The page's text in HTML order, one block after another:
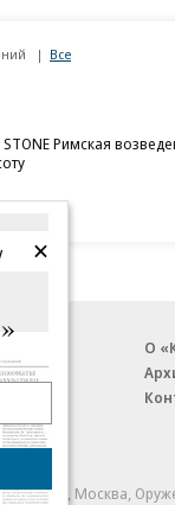
Все
Римская
фонд
О
127006, Москва,